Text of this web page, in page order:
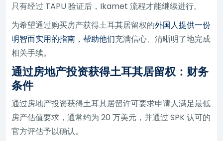
只有经过 TAPU 验证后，Ikamet 流程才能继续进行。
为希望通过购买房产获得土耳其居留权的外国人提供一份
明智而实用的指南，帮助他们充满信心、清晰明了地完成
相关手续。
通过房地产投资获得土耳其居留权：财务
条件
通过房地产投资获得土耳其居留许可要求申请人满足最低
房产估值要求，通常约为 20 万美元，并通过 SPK 认可的
官方评估予以确认。